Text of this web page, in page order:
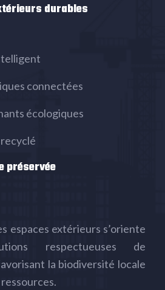
durables
connectées
écologiques
préservée
espaces extérieurs s’oriente
respectueuses de
la biodiversité locale